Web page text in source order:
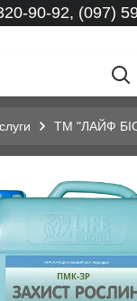
90-92, (097)
ТМ "ЛАЙФ